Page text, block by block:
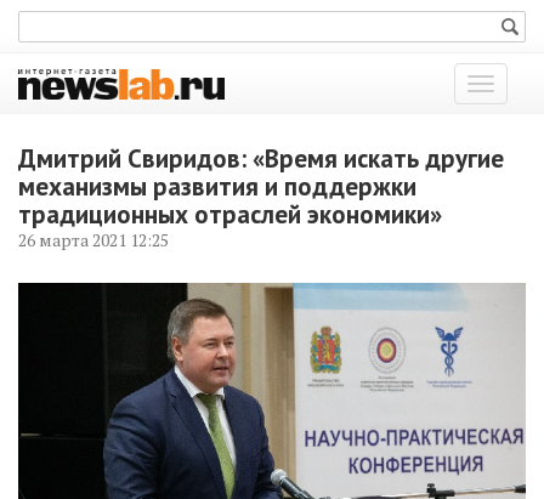
Показать
меню
Дмитрий Свиридов: «Время искать другие
механизмы развития и поддержки
традиционных отраслей экономики»
26 марта 2021 12:25